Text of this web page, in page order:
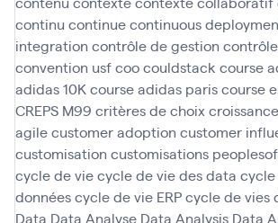
continu continuecontinuous
integration contrôle de gestion
convention usfcoocouldstack course
adidas 10K course adidas pariscourse
CREPS M99 critères de choix croissance
agilecustomer adoption customer
customisation customisations
cycle de viecycle de vie des data cycle
donnéescycle de vie ERPcycle de vies
Data Data Analyse Data Analysis Data